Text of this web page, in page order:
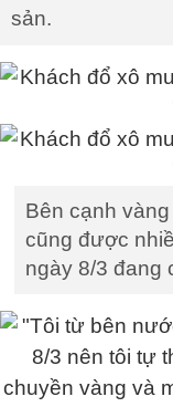
sản.
Bên cạnh
cũng được
ngày 8/3 đang